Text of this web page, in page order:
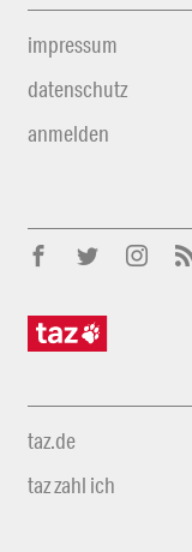
impressum
datenschutz
anmelden
taz.de
taz zahl ich